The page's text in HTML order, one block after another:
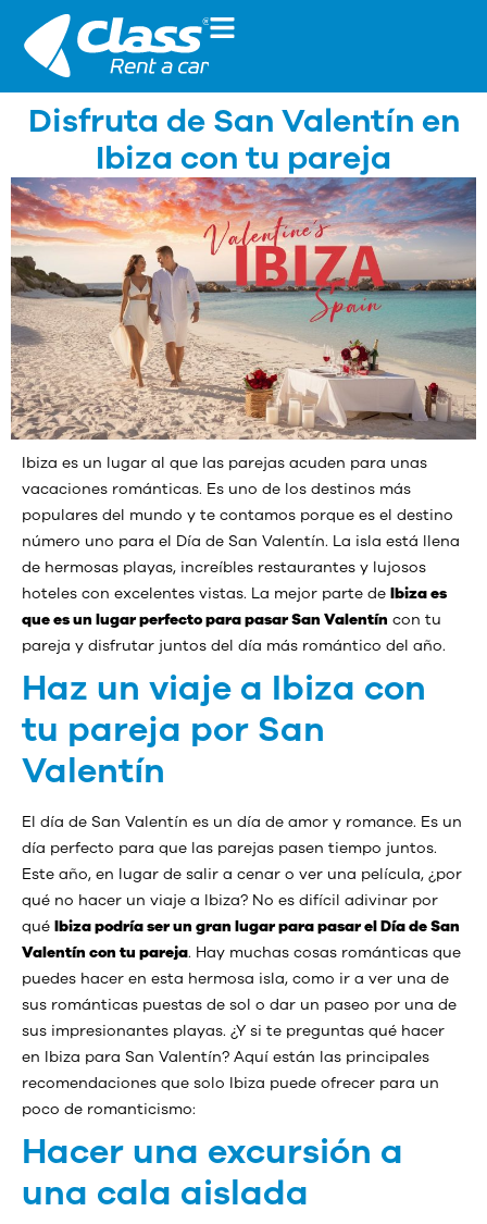
Disfruta de San Valentín en
Ibiza con tu pareja
Ibiza es un lugar al que las parejas acuden para unas
vacaciones románticas. Es uno de los destinos más
populares del mundo y te contamos porque es el destino
número uno para el Día de San Valentín. La isla está llena
de hermosas playas, increíbles restaurantes y lujosos
hoteles con excelentes vistas. La mejor parte de Ibiza es
que es un lugar perfecto para pasar San Valentín con tu
pareja y disfrutar juntos del día más romántico del año.
Haz un viaje a Ibiza con
tu pareja por San
Valentín
El día de San Valentín es un día de amor y romance. Es un
día perfecto para que las parejas pasen tiempo juntos.
Este año, en lugar de salir a cenar o ver una película, ¿por
qué no hacer un viaje a Ibiza? No es difícil adivinar por
qué Ibiza podría ser un gran lugar para pasar el Día de San
Valentín con tu pareja. Hay muchas cosas románticas que
puedes hacer en esta hermosa isla, como ir a ver una de
sus románticas puestas de sol o dar un paseo por una de
sus impresionantes playas. ¿Y si te preguntas qué hacer
en Ibiza para San Valentín? Aquí están las principales
recomendaciones que solo Ibiza puede ofrecer para un
poco de romanticismo:
Hacer una excursión a
una cala aislada